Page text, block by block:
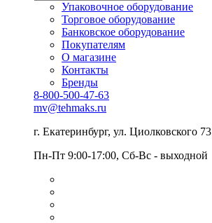
Упаковочное оборудование
Торговое оборудование
Банковское оборудование
Покупателям
О магазине
Контакты
Бренды
8-800-500-47-63
mv@tehmaks.ru
г. Екатеринбург, ул. Циолковского 73
Пн-Пт 9:00-17:00, Сб-Вс - выходной